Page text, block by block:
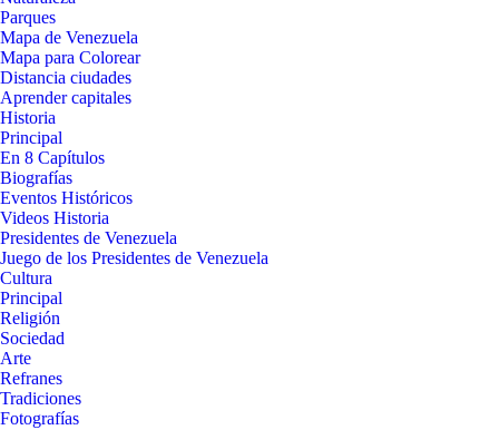
Parques
Mapa de Venezuela
Mapa para Colorear
Distancia ciudades
Aprender capitales
Historia
Principal
En 8 Capítulos
Biografías
Eventos Históricos
Videos Historia
Presidentes de Venezuela
Juego de los Presidentes de Venezuela
Cultura
Principal
Religión
Sociedad
Arte
Refranes
Tradiciones
Fotografías